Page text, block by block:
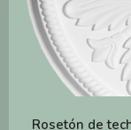
Rosetón de